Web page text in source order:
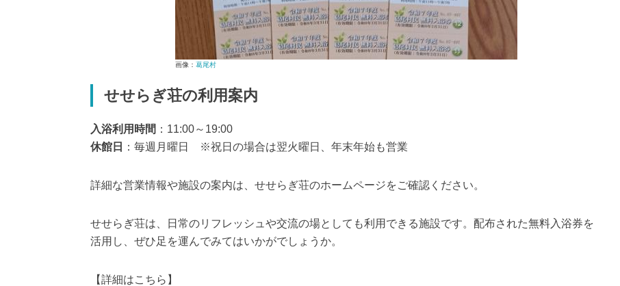
画像： 葛尾村
せせらぎ荘の利用案内
入浴利用時間 ：11:00～19:00
休館日
：毎週月曜日 ※祝日の場合は翌火曜日、年末年始も営業
詳細な営業情報や施設の案内は、せせらぎ荘のホームページをご確認ください。
せせらぎ荘は、日常のリフレッシュや交流の場としても利用できる施設です。配布された無料入浴券を
活用し、ぜひ足を運んでみてはいかがでしょうか。
【詳細はこちら】